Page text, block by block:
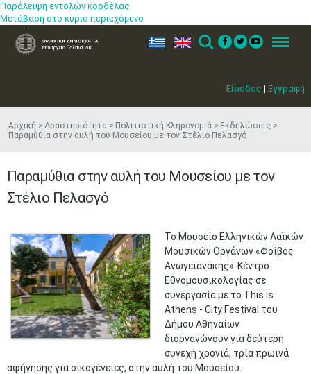
Παράλειψη εντολών κορδέλας
Μετάβαση στο κύριο περιεχόμενο
Είσοδος | Εγγραφή
ελ en Search Menu
Αρχική Δραστηριότητα Πολιτιστική Κληρονομιά
Εκδηλώσεις
Παραμύθια στην αυλή του Μουσείου με τον Στέλιο Πελασγό
Παραμύθια στην αυλή του Μουσείου με τον
Στέλιο Πελασγό
​Το Μουσείο Ελληνικών Λαϊκών
Μουσικών Οργάνων «Φοίβος
Ανωγειανάκης»-Κέντρο
Εθνομουσικολογίας σε
συνεργασία με το This is
Athens - City Festival του
Δήμου Αθηναίων
διοργανώνουν για δεύτερη
συνεχή χρονιά, τρία πρωινά
αφήγησης για οικογένειες, στην αυλή του Μουσείου.